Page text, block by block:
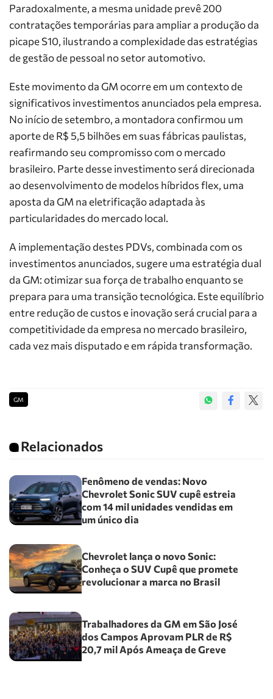
Paradoxalmente, a mesma unidade prevê 200
contratações temporárias para ampliar a produção da
picape S10, ilustrando a complexidade das estratégias
de gestão de pessoal no setor automotivo.
Este movimento da GM ocorre em um contexto de
significativos investimentos anunciados pela empresa.
No início de setembro, a montadora confirmou um
aporte de R$ 5,5 bilhões em suas fábricas paulistas,
reafirmando seu compromisso com o mercado
brasileiro. Parte desse investimento será direcionada
ao desenvolvimento de modelos híbridos flex, uma
aposta da GM na eletrificação adaptada às
particularidades do mercado local.
A implementação destes PDVs, combinada com os
investimentos anunciados, sugere uma estratégia dual
da GM: otimizar sua força de trabalho enquanto se
prepara para uma transição tecnológica. Este equilíbrio
entre redução de custos e inovação será crucial para a
competitividade da empresa no mercado brasileiro,
cada vez mais disputado e em rápida transformação.
GM
Relacionados
Fenômeno de vendas: Novo
Chevrolet Sonic SUV cupê estreia
com 14 mil unidades vendidas em
um único dia
Chevrolet lança o novo Sonic:
Conheça o SUV Cupê que promete
revolucionar a marca no Brasil
Trabalhadores da GM em São José
dos Campos Aprovam PLR de R$
20,7 mil Após Ameaça de Greve